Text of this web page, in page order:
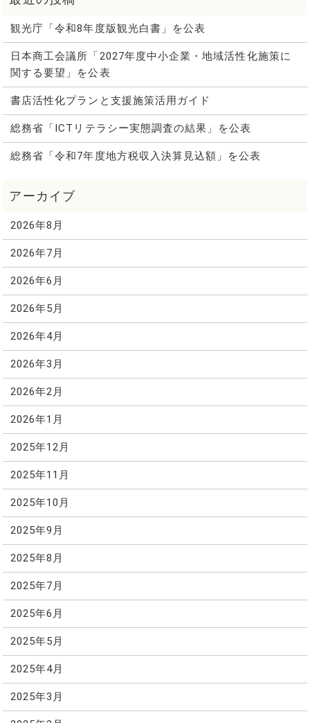
観光庁「令和8年度版観光白書」を公表
日本商工会議所「2027年度中小企業・地域活性化施策に
関する要望」を公表
書店活性化プランと支援施策活用ガイド
総務省「ICTリテラシー実態調査の結果」を公表
総務省「令和7年度地方税収入決算見込額」を公表
2026年8月
2026年7月
2026年6月
2026年5月
2026年4月
2026年3月
2026年2月
2026年1月
2025年12月
2025年11月
2025年10月
2025年9月
2025年8月
2025年7月
2025年6月
2025年5月
2025年4月
2025年3月